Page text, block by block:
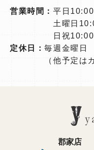
営業時間： 平日
土曜日
日祝
定休日：毎週金曜日
（他予定は
郡家店